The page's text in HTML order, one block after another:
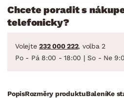
Chcete poradit s
telefonicky?
Volejte 232 000 222, volba 2
Po - Pá 8:00 - 18:00 | So - Ne
PopisRozměry produktuBaleníKe